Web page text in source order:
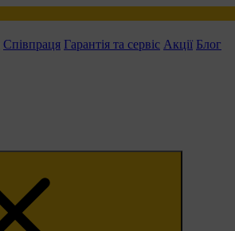
Співпраця Гарантія та сервіс Акції Блог